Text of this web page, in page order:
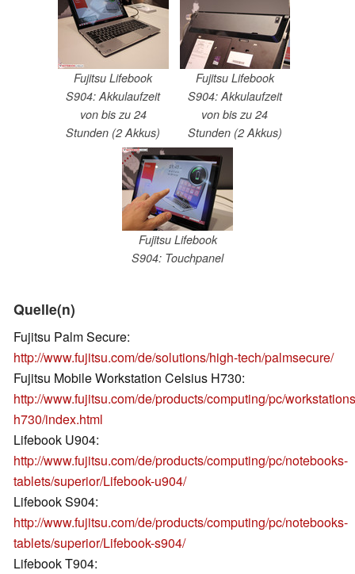
Fujitsu Lifebook
S904: Akkulaufzeit
von bis zu 24
Stunden (2 Akkus)
Fujitsu Lifebook
S904: Akkulaufzeit
von bis zu 24
Stunden (2 Akkus)
Fujitsu Lifebook
S904: Touchpanel
Quelle(n)
Fujitsu Palm Secure:
http://www.fujitsu.com/de/solutions/high-tech/palmsecure/
Fujitsu Mobile Workstation Celsius H730:
http://www.fujitsu.com/de/products/computing/pc/
h730/index.html
Lifebook U904:
http://www.fujitsu.com/de/products/computing/pc/notebooks-
tablets/superior/Lifebook-u904/
Lifebook S904:
http://www.fujitsu.com/de/products/computing/pc/notebooks-
tablets/superior/Lifebook-s904/
Lifebook T904: